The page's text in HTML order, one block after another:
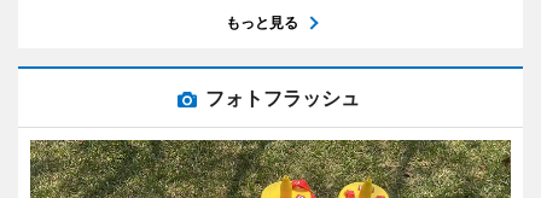
もっと見る
フォトフラッシュ